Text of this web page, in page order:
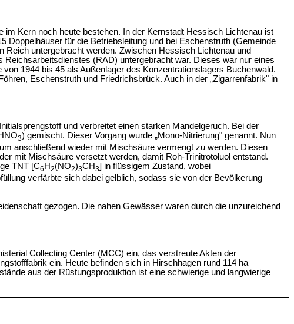
Kern noch heute bestehen. In der Kernstadt Hessisch Lichtenau ist
Doppelhäuser für die Betriebsleitung und bei Eschenstruth (Gemeinde
untergebracht werden. Zwischen Hessisch Lichtenau und
(RAD) untergebracht war. Dieses war nur eines
1944 bis 45 als Außenlager des Konzentrationslagers Buchenwald.
Eschenstruth und Friedrichsbrück. Auch in der „Zigarrenfabrik" in
und verbreitet einen starken Mandelgeruch. Bei der
3) gemischt. Dieser Vorgang wurde „Mono-Nitrierung" genannt. Nun
anschließend wieder mit Mischsäure vermengt zu werden. Diesen
mit Mischsäure versetzt werden, damit Roh-Trinitrotoluol entstand.
TNT [C6 H2(NO2)3CH3] in flüssigem Zustand, wobei
verfärbte sich dabei gelblich, sodass sie von der Bevölkerung
gezogen. Die nahen Gewässer waren durch die unzureichend
Collecting Center (MCC) ein, das verstreute Akten der
ein. Heute befinden sich in Hirschhagen rund 114 ha
aus der Rüstungsproduktion ist eine schwierige und langwierige